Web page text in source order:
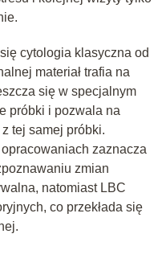
cytologia klasyczna od
materiał trafia na
się w specjalnym
próbki i pozwala na
tej samej próbki.
zaznacza
zmian
natomiast LBC
co przekłada się